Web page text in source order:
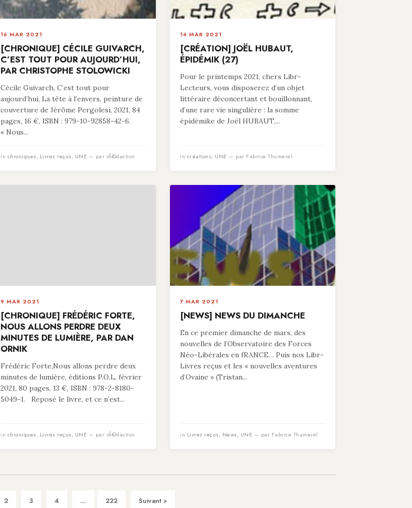
16 MAR 2021
[CHRONIQUE] CÉCILE GUIVARCH,
C’EST TOUT POUR AUJOURD’HUI,
PAR CHRISTOPHE STOLOWICKI
Cécile Guivarch, C’est tout pour
aujourd’hui, La tête à l’envers, peinture de
couverture de Jérôme Pergolesi, 2021, 84
pages, 16 €, ISBN : 979-10-92858-42-6.
« Nous...
in chroniques, Livres reçus, UNE — par rÃ©daction
14 MAR 2021
[CRÉATION] JOËL HUBAUT,
ÉPIDÉMIK (27)
Pour le printemps 2021, chers Libr-
Lecteurs, vous disposerez d’un objet
littéraire déconcertant et bouillonnant,
d’une rare vie singulière : la somme
épidémike de Joël HUBAUT,...
in créations, UNE — par Fabrice Thumerel
9 MAR 2021
[CHRONIQUE] FRÉDÉRIC FORTE,
NOUS ALLONS PERDRE DEUX
MINUTES DE LUMIÈRE, PAR DAN
ORNIK
Frédéric Forte,Nous allons perdre deux
minutes de lumière, éditions P.O.L, février
2021, 80 pages, 13 €, ISBN : 978-2-8180-
5049-1. Reposé le livre, et ce n’est...
in chroniques, Livres reçus, UNE — par rÃ©daction
7 MAR 2021
[NEWS] NEWS DU DIMANCHE
En ce premier dimanche de mars, des
nouvelles de l’Observatoire des Forces
Néo-Libérales en fRANCE… Puis nos Libr-
Livres reçus et les « nouvelles aventures
d’Ovaine » (Tristan...
in Livres reçus, News, UNE — par Fabrice Thumerel
2 3 4 ... 222 Suivant »